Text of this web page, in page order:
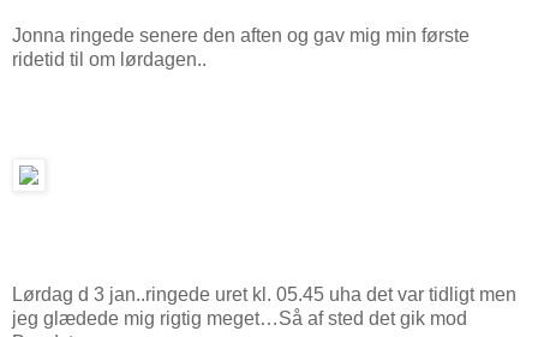
Jonna ringede senere den aften og gav mig min første
ridetid til om lørdagen..
Lørdag d 3 jan..ringede uret kl. 05.45 uha det var tidligt men
jeg glædede mig rigtig meget…Så af sted det gik mod